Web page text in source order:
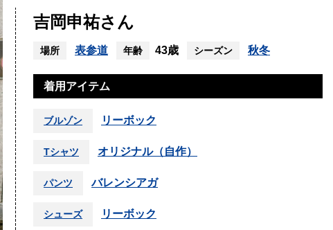
吉岡申祐さん
場所 表参道 年齢 43歳 シーズン 秋冬
着用アイテム
ブルゾン リーボック
Tシャツ オリジナル（自作）
パンツ バレンシアガ
シューズ リーボック